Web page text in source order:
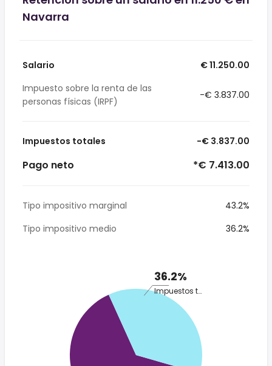
Navarra
Salario
€ 11.250.00
Impuesto sobre la renta de las
personas físicas (IRPF)
-€ 3.837.00
Impuestos totales -€ 3.837.00
Pago neto *€ 7.413.00
Tipo impositivo marginal
43.2%
Tipo impositivo medio
36.2%
36.2%
Impuestos totales